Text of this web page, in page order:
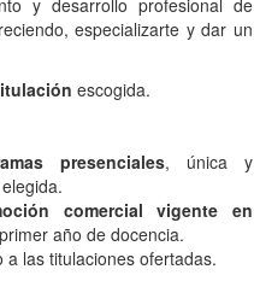
y desarrollo profesional de
especializarte y dar un
escogida.
presenciales, única y
comercial vigente en
año de docencia.
las titulaciones ofertadas.